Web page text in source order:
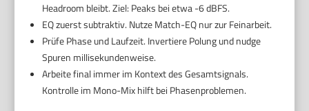
Headroom bleibt. Ziel: Peaks bei etwa -6 dBFS.
EQ zuerst subtraktiv. Nutze Match-EQ nur zur Feinarbeit.
Prüfe Phase und Laufzeit. Invertiere Polung und nudge
Spuren millisekundenweise.
Arbeite final immer im Kontext des Gesamtsignals.
Kontrolle im Mono-Mix hilft bei Phasenproblemen.